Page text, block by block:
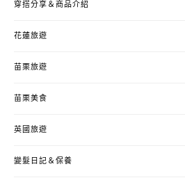
穿搭分享＆商品介紹
花蓮旅遊
苗栗旅遊
苗栗美食
英國旅遊
變髮日記＆保養